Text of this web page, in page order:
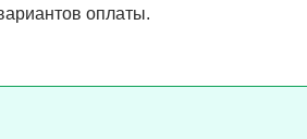
оплаты.